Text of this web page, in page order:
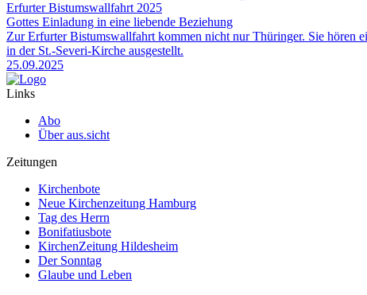
Erfurter Bistumswallfahrt 2025
Gottes Einladung in eine liebende Beziehung
Zur Erfurter Bistumswallfahrt kommen nicht nur Thüringer. Sie hören
in der St.-Severi-Kirche ausgestellt.
25.09.2025
Links
Abo
Über aus.sicht
Zeitungen
Kirchenbote
Neue Kirchenzeitung Hamburg
Tag des Herrn
Bonifatiusbote
KirchenZeitung Hildesheim
Der Sonntag
Glaube und Leben